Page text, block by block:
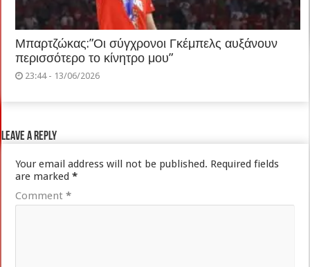
Μπαρτζώκας:”Οι σύγχρονοι Γκέμπελς αυξάνουν
περισσότερο το κίνητρο μου”
23:44 - 13/06/2026
Leave a Reply
Your email address will not be published. Required fields
are marked*
Comment*